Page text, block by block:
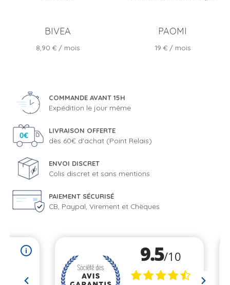
BIVEA
Prix
8,90 €/ mois
PAOMI
Prix
19 €/ mois
COMMANDE AVANT 15H
Expédition le jour même
LIVRAISON OFFERTE
dès 60€ d'achat (Point Relais)
ENVOI DISCRET
Colis discret et sans mentions
PAIEMENT SÉCURISÉ
CB, Paypal, Virement et Chèques